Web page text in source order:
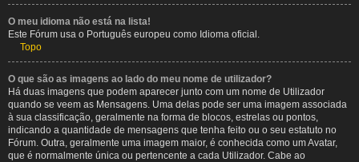
O meu idioma não está na lista!
Este Fórum usa o Português europeu como Idioma oficial.
Topo
O que são as imagens ao lado do meu nome de utilizador?
Há duas imagens que podem aparecer junto com um nome de Utilizador
quando se veem as Mensagens. Uma delas pode ser uma imagem associada
à sua classificação, geralmente na forma de blocos, estrelas ou pontos,
indicando a quantidade de mensagens que tenha feito ou o seu estatuto no
Fórum. Outra, geralmente uma imagem maior, é conhecida como um Avatar,
que é normalmente única ou pertencente a cada Utilizador. Cabe ao